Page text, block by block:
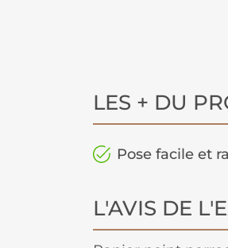
LES + DU
Pose facile et
L'AVIS DE